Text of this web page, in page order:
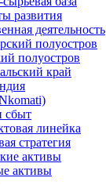
развития
деятельность
полуостров
полуостров
край
сбыт
линейка
стратегия
активы
активы